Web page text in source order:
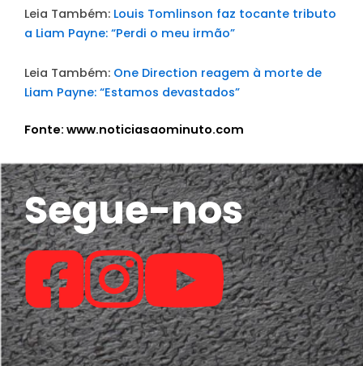
Leia Também: Louis Tomlinson faz tocante tributo
a Liam Payne: “Perdi o meu irmão”
Leia Também: One Direction reagem à morte de
Liam Payne: “Estamos devastados”
Fonte: www.noticiasaominuto.com
Segue-nos